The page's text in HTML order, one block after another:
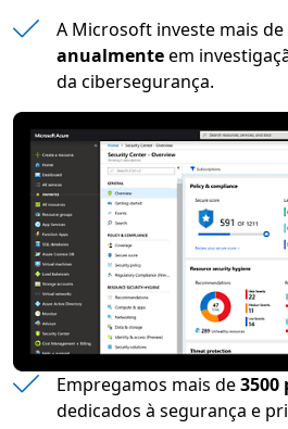
A Microsoft investe mais de
anualmenteem
da cibersegurança.
Empregamos mais de3500
dedicados à segurança e